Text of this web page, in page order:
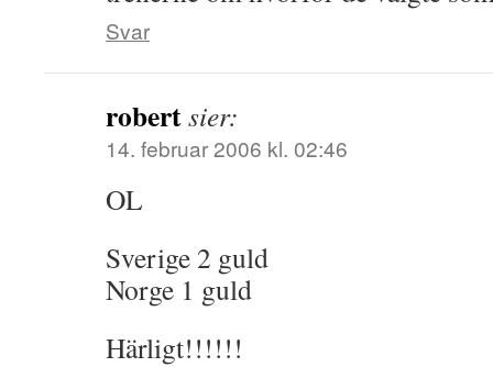
Svar
robertsier:
14. februar 2006 kl. 02:46
OL
Sverige 2 guld
Norge 1 guld
Härligt!!!!!!